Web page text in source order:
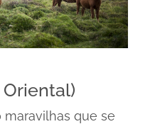
Oriental)
maravilhas que se